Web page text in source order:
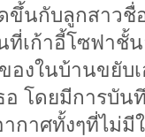
นกับลูกสาวชื่
ที่เก้าอี้โซฟาชั้
งในบ้านขยับเ
โดยมีการบัน
กาศทั้งๆที่ไม่มี